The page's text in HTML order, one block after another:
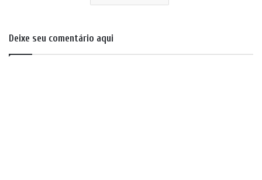
Deixe seu comentário aqui